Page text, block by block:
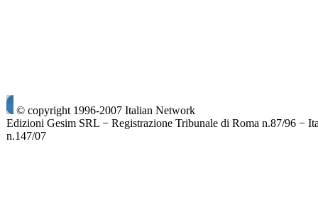
© copyright 1996-2007 Italian Network
Edizioni Gesim SRL − Registrazione Tribunale di Roma n.87/96 −
n.147/07